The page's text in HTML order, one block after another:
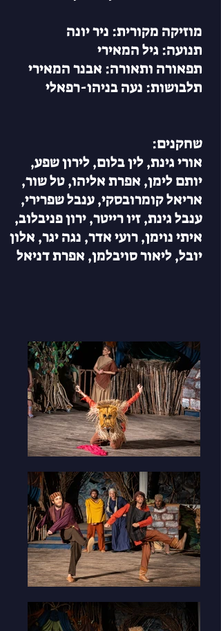
מוזיקה מקורית: ניר יונה
תנועה: גיל המאירי
תפאורה ותאורה: אבנר המאירי
תלבושות: נעה בניהו-רפאלי
שחקנים:
אורי גינת, לין בלום, לירון שפע,
יותם לימן, אפרת אליהו, טל שור,
אריאל קומרובסקי, ענבל שפרירי,
ענבל גינת, זיו רייטר, ירון פניבלוב,
איתי נוימן, רועי אדר, נגה יגר, אלון
יובל, ליאור סויבלמן, אפרת דניאל